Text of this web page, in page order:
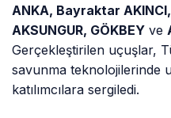
ANKA, Bayraktar
AKSUNGUR, GÖKBEY ve
Gerçekleştirilen uçuşlar,
savunma teknolojilerinde
katılımcılara sergiledi.